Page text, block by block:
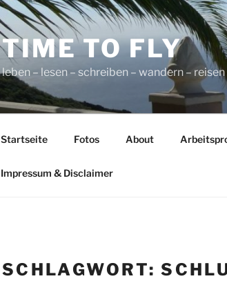
TIME TO FLY
leben – lesen – schreiben – wandern –
Startseite Fotos About
Impressum & Disclaimer
SCHLAGWORT: